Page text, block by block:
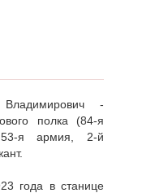
Владимирович -
полка (84-я
53-я армия, 2-й
года в станице